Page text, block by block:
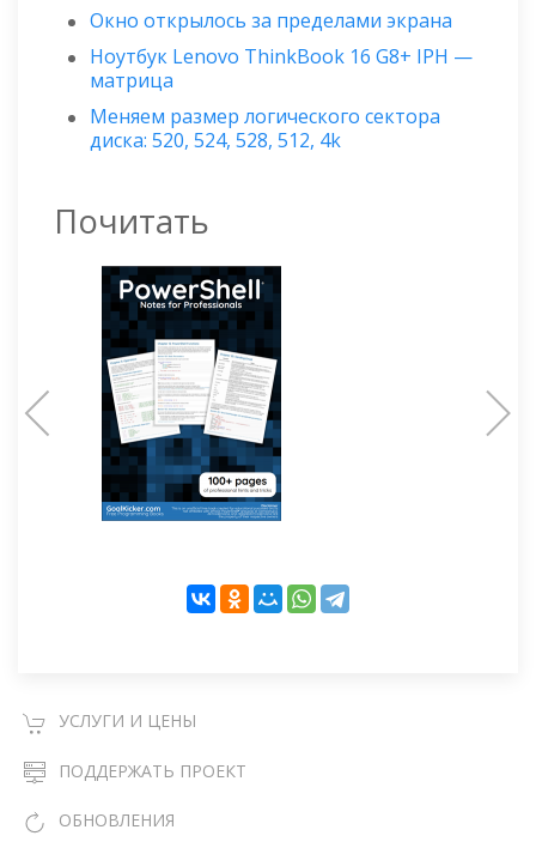
Окно открылось за пределами экрана
Ноутбук Lenovo ThinkBook 16 G8+ IPH —
матрица
Меняем размер логического сектора
диска: 520, 524, 528, 512, 4k
Почитать
УСЛУГИ И ЦЕНЫ
ПОДДЕРЖАТЬ ПРОЕКТ
ОБНОВЛЕНИЯ